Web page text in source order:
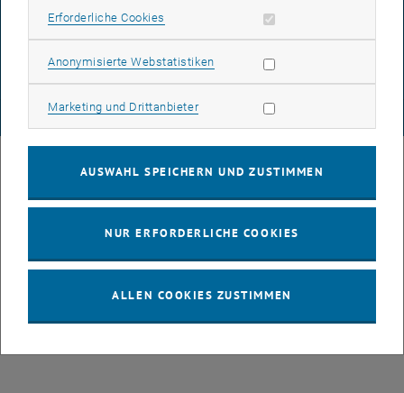
© TU Wien
COOKIEEINSTELLUNGEN
Erforderliche Cookies Erforderliche Cookies zulassen
Anonymisierte WebstatistikenStatistik Cookies zulassen
Marketing und DrittanbieterMarketing Cookies zulassen
AUSWAHL SPEICHERN UND ZUSTIMMEN
NUR ERFORDERLICHE COOKIES
ALLEN COOKIES ZUSTIMMEN